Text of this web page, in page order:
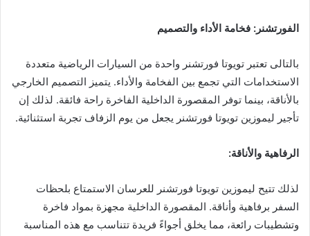
الفورتشنر: فخامة الأداء والتصميم
بالتالى تعتبر تويوتا فورتشنر واحدة من السيارات الرياضية متعددة
الاستخدامات التي تجمع بين الفخامة والأداء. يتميز التصميم الخارجي
بالأناقة، بينما توفر المقصورة الداخلية الفاخرة راحة فائقة. لذلك إن
تأجير ليموزين تويوتا فورتشنر يجعل من يوم الزفاف تجربة استثنائية.
الرفاهية والأناقة:
لذلك تتيح ليموزين تويوتا فورتشنر للعرسان الاستمتاع بلحظات
السفر برفاهية وأناقة. المقصورة الداخلية مجهزة بمواد فاخرة
وتشطيبات رائعة، مما يخلق أجواءً فريدة تتناسب مع هذه المناسبة